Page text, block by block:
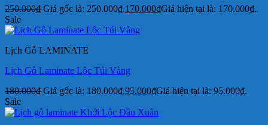
250.000₫ Giá gốc là: 250.000₫.170.000₫Giá hiện tại là: 170.000₫.
Sale
Lịch Gỗ LAMINATE
Lịch Gỗ Laminate Lộc Túi Vàng
180.000₫ Giá gốc là: 180.000₫.95.000₫Giá hiện tại là: 95.000₫.
Sale